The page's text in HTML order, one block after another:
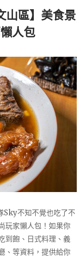
山區】美食景
人包
Sky不知不覺也吃了不
玩家懶人包！如果你
到飽、日式料理、義
、等資料，提供給你